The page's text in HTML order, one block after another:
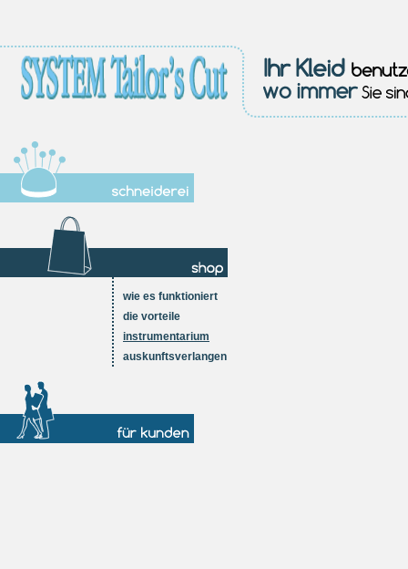
wie es funktioniert
die vorteile
instrumentarium
auskunftsverlangen